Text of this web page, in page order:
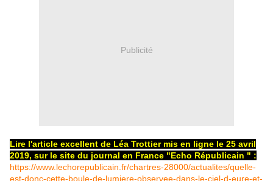
Publicité
Lire l'article excellent de Léa Trottier mis en ligne le 25 avril
2019, sur le site du journal en France "Echo Républicain " :
https://www.lechorepublicain.fr/chartres-28000/actualites/quelle-
est-donc-cette-boule-de-lumiere-observee-dans-le-ciel-d-eure-et-